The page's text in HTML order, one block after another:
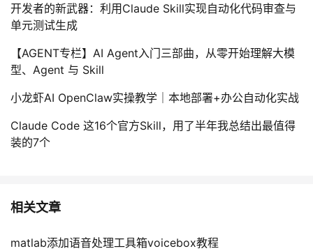
开发者的新武器：利用Claude Skill实现自动化代码审查与
单元测试生成
【AGENT专栏】AI Agent入门三部曲，从零开始理解大模
型、Agent 与 Skill
小龙虾AI OpenClaw实操教学｜本地部署+办公自动化实战
Claude Code 这16个官方Skill，用了半年我总结出最值得
装的7个
相关文章
matlab添加语音处理工具箱voicebox教程